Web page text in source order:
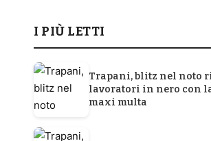
I PIÙ LETTI
Trapani, blitz nel noto
lavoratori in nero con
maxi multa